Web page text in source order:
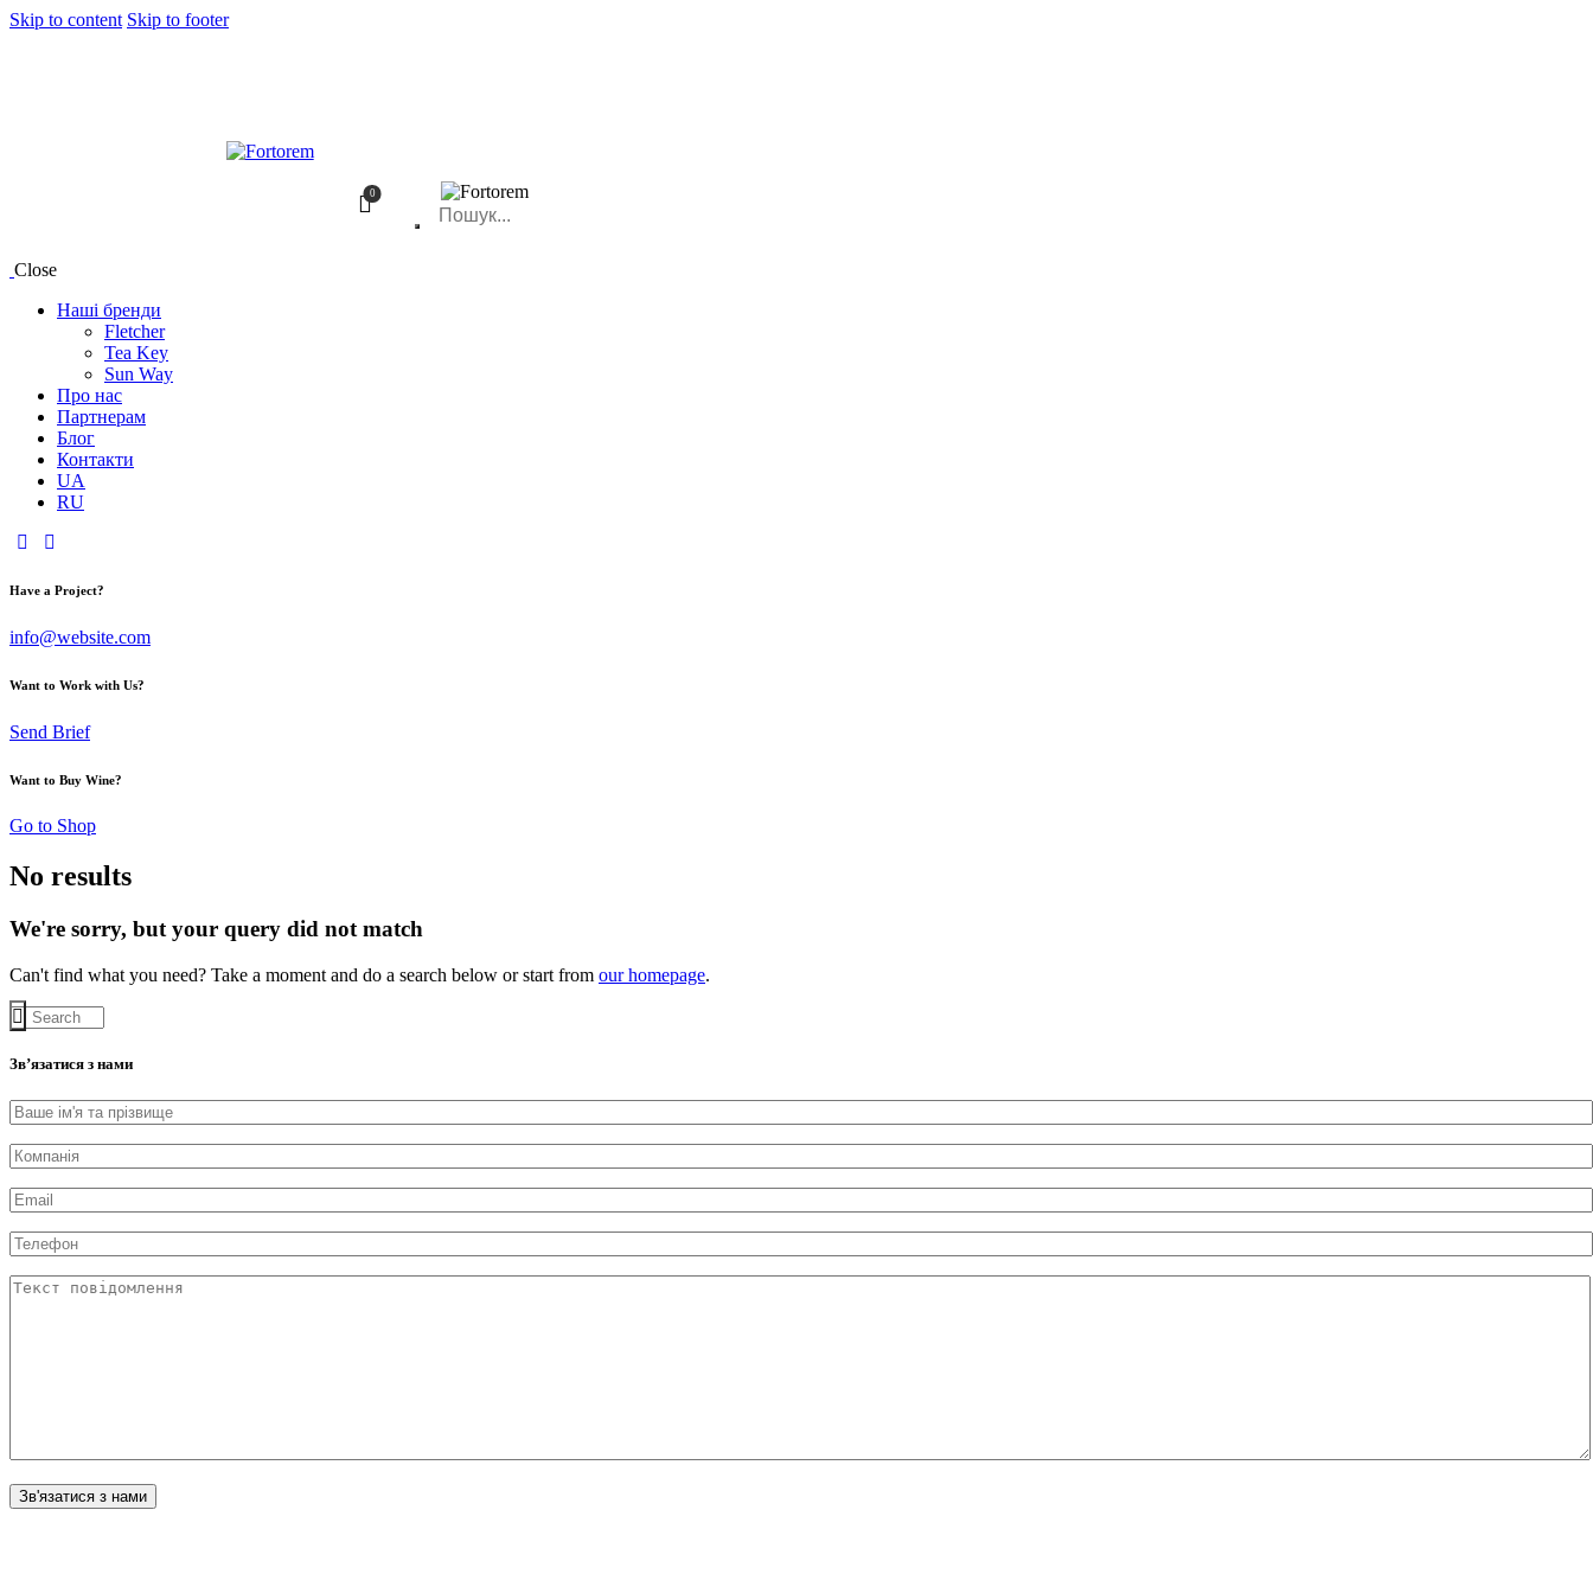
Skip to content Skip to footer
0
Close
Наші бренди
Fletcher
Tea Key
Sun Way
Про нас
Партнерам
Блог
Контакти
UA
RU
Have a Project?
info@website.com
Want to Work with Us?
Send Brief
Want to Buy Wine?
Go to Shop
No results
We're sorry, but your query did not match
Can't find what you need? Take a moment and do a search below or start from our homepage.
Зв’язатися з нами